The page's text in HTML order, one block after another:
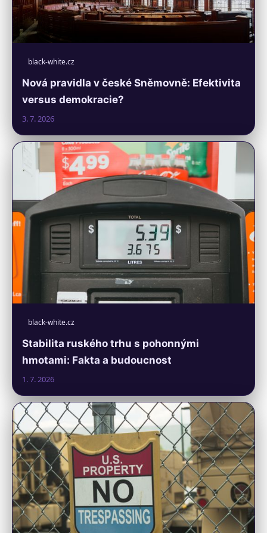
black-white.cz
Nová pravidla v české Sněmovně: Efektivita
versus demokracie?
3. 7. 2026
black-white.cz
Stabilita ruského trhu s pohonnými
hmotami: Fakta a budoucnost
1. 7. 2026